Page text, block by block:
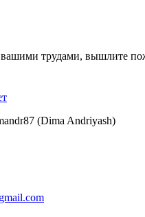
трудами, вышлите
(Dima Andriyash)